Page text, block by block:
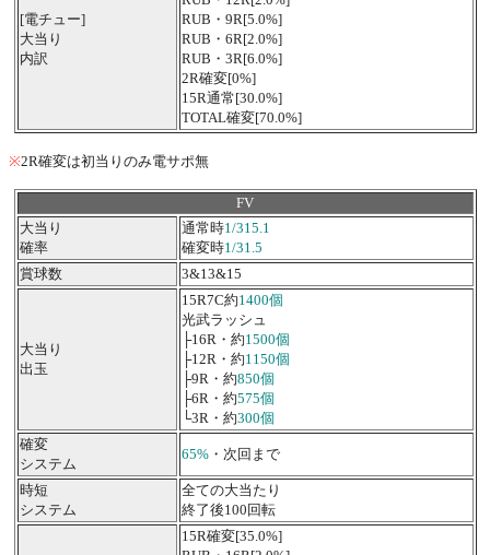
[電チュー]
大当り
内訳
RUB・9R[5.0%]
RUB・6R[2.0%]
RUB・3R[6.0%]
2R確変[0%]
15R通常[30.0%]
TOTAL確変[70.0%]
※2R確変は初当りのみ電サポ無
FV
大当り
確率
通常時1/315.1
確変時1/31.5
賞球数
3&13&15
大当り
出玉
15R7C約1400個
光武ラッシュ
├16R・約1500個
├12R・約1150個
├9R・約850個
├6R・約575個
└3R・約300個
確変
システム
65%・次回まで
時短
システム
全ての大当たり
終了後100回転
15R確変[35.0%]